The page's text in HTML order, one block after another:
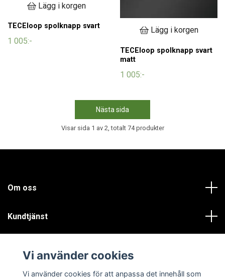
Lägg i korgen
TECEloop spolknapp svart
1 005:-
Lägg i korgen
TECEloop spolknapp svart
matt
1 005:-
Nästa sida
Visar sida 1 av 2, totalt 74 produkter
Om oss
Kundtjänst
Sociala medier
Vi använder cookies
Vi använder cookies för att anpassa det innehåll som